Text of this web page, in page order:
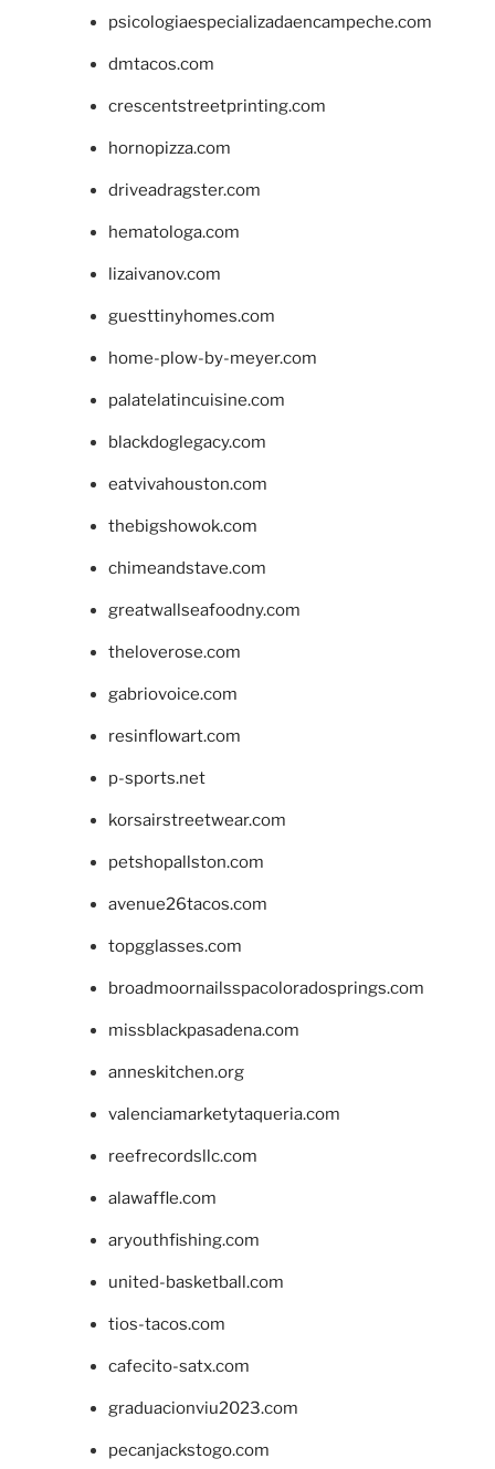
psicologiaespecializadaencampeche.com
dmtacos.com
crescentstreetprinting.com
hornopizza.com
driveadragster.com
hematologa.com
lizaivanov.com
guesttinyhomes.com
home-plow-by-meyer.com
palatelatincuisine.com
blackdoglegacy.com
eatvivahouston.com
thebigshowok.com
chimeandstave.com
greatwallseafoodny.com
theloverose.com
gabriovoice.com
resinflowart.com
p-sports.net
korsairstreetwear.com
petshopallston.com
avenue26tacos.com
topgglasses.com
broadmoornailsspacoloradosprings.com
missblackpasadena.com
anneskitchen.org
valenciamarketytaqueria.com
reefrecordsllc.com
alawaffle.com
aryouthfishing.com
united-basketball.com
tios-tacos.com
cafecito-satx.com
graduacionviu2023.com
pecanjackstogo.com